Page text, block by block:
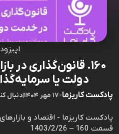
اپیزود
۱۶۰. قانون‌گذاری در
دولت یا
پادکست کاریزما-۱۷ مهر ۱۴۰۴ |1 : دنبال
پادکست کاریزما - اقتصاد و
قسمت 160 – 1403/2/26